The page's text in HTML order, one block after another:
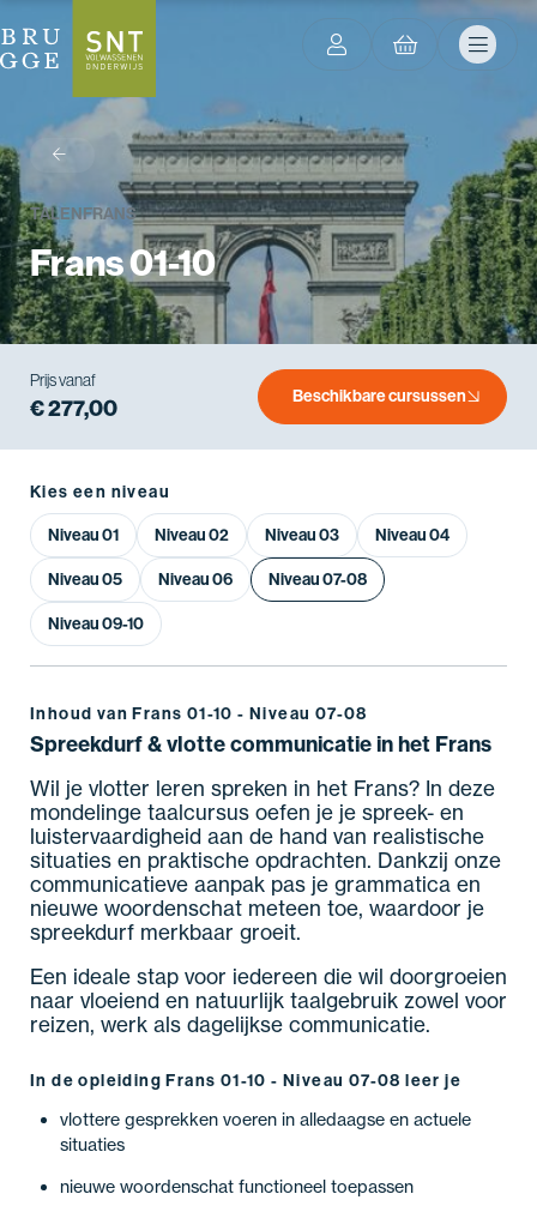
Prijs vanaf
€ 277,00 Beschikbare cursussen
TALENFRANS
Frans 01-10
Kies een niveau
Niveau 01 Niveau 02 Niveau 03 Niveau 04
Niveau 05 Niveau 06 Niveau 07-08
Niveau 09-10
Inhoud van Frans 01-10 - Niveau 07-08
Spreekdurf & vlotte communicatie in het Frans
Wil je vlotter leren spreken in het Frans? In deze
mondelinge taalcursus oefen je je spreek- en
luistervaardigheid aan de hand van realistische
situaties en praktische opdrachten. Dankzij onze
communicatieve aanpak pas je grammatica en
nieuwe woordenschat meteen toe, waardoor je
spreekdurf merkbaar groeit.
Een ideale stap voor iedereen die wil doorgroeien
naar vloeiend en natuurlijk taalgebruik zowel voor
reizen, werk als dagelijkse communicatie.
In de opleiding Frans 01-10 - Niveau 07-08 leer je
vlottere gesprekken voeren in alledaagse en actuele
situaties
nieuwe woordenschat functioneel toepassen